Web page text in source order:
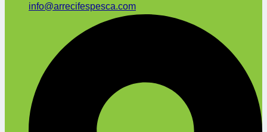
info@arrecifespesca.com